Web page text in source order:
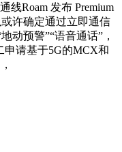
线Roam 发布 Premium
许确定通过立即通信
动预警”“语音通话”，
请基于5G的MCX和